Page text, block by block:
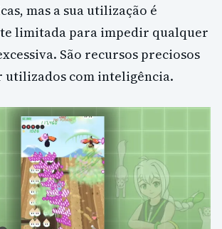
mas a sua utilização é
limitada para impedir qualquer
São recursos preciosos
utilizados com inteligência.